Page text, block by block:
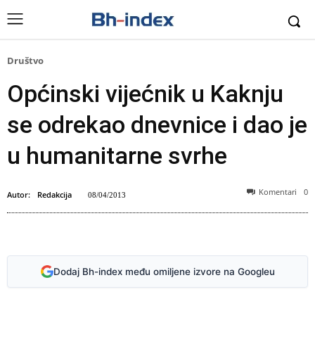
Društvo
Općinski vijećnik u Kaknju
se odrekao dnevnice i dao je
u humanitarne svrhe
Autor: Redakcija 08/04/2013 Komentari 0
Dodaj Bh-index među omiljene izvore na Googleu